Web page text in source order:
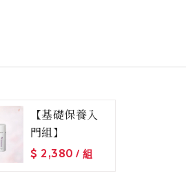
【基礎保養入
門組】
$ 2,380 / 組